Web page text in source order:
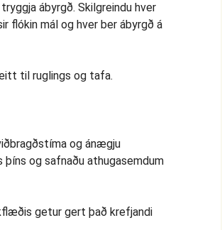
ábyrgð. Skilgreindu hver
flókin mál og hver ber ábyrgð á
til ruglings og tafa.
og ánægju
og safnaðu athugasemdum
getur gert það krefjandi